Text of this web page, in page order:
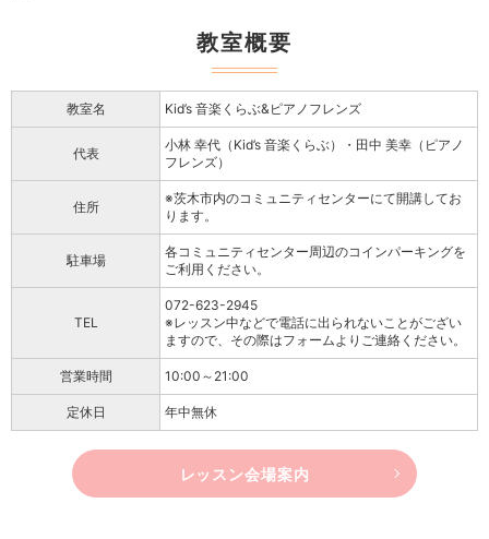
教室概要
教室名 Kid’s 音楽くらぶ&ピアノフレンズ
代表
小林 幸代（Kid’s 音楽くらぶ）・田中 美幸（ピアノ
フレンズ）
住所
※茨木市内のコミュニティセンターにて開講してお
ります。
駐車場
各コミュニティセンター周辺のコインパーキングを
ご利用ください。
TEL
072-623-2945
※レッスン中などで電話に出られないことがござい
ますので、その際はフォームよりご連絡ください。
営業時間 10:00～21:00
定休日 年中無休
レッスン会場案内